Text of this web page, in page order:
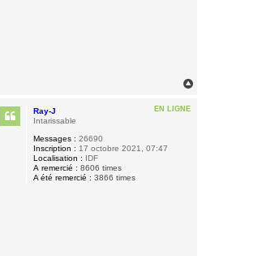
EN LIGNE
Ray-J
Intarissable
Messages : 26690
Inscription : 17 octobre 2021, 07:47
Localisation : IDF
A remercié : 8606 times
A été remercié : 3866 times